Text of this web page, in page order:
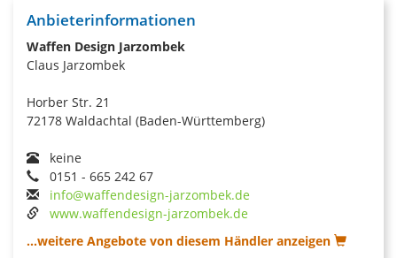
Anbieterinformationen
Waffen Design Jarzombek
Claus Jarzombek
Horber Str. 21
72178 Waldachtal (Baden-Württemberg)
keine
0151 - 665 242 67
info@waffendesign-jarzombek.de
www.waffendesign-jarzombek.de
...weitere Angebote von diesem Händler anzeigen